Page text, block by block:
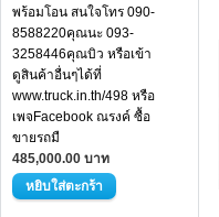
พร้อมโอน สนใจโทร 090-
8588220คุณนะ 093-
3258446คุณบิว หรือเข้า
ดูสินค้าอื่นๆได้ที่
www.truck.in.th/498 หรือ
เพจFacebook ณรงค์ ซื้อ
ขายรถมื
485,000.00 บาท